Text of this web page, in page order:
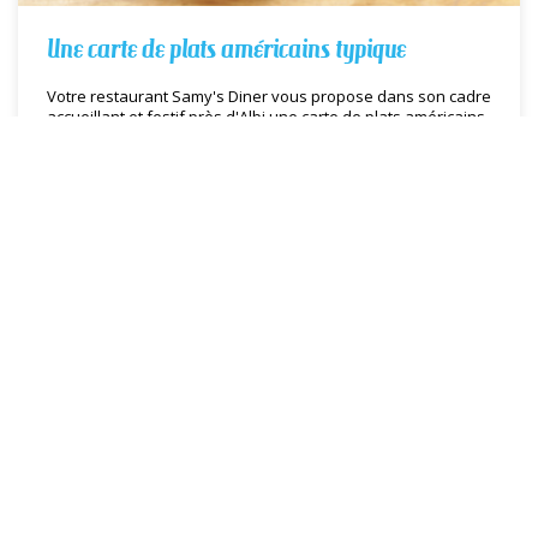
Une carte de plats américains typique
Votre restaurant Samy's Diner vous propose dans son cadre
accueillant et festif près d'Albi une carte de plats américains